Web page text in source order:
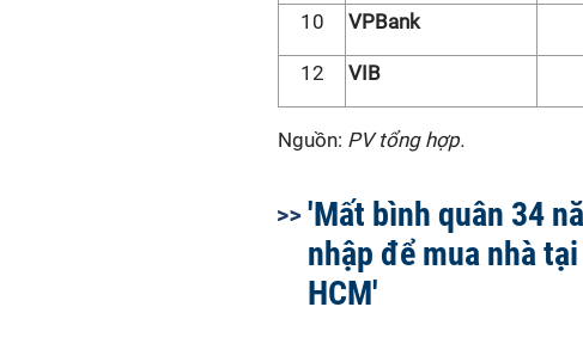
10 VPBank
12 VIB
Nguồn: PV tổng hợp.
'Mất bình quân 34
nhập để mua nhà tại
HCM'